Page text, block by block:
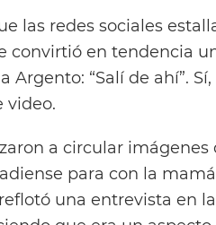
las redes sociales
convirtió en tendencia
Argento: “Salí de ahí”.
video.
a circular
para con la
una entrevista en